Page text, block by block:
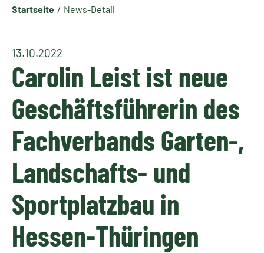
Startseite News-Detail
13.10.2022
Carolin Leist ist neue
Geschäftsführerin des
Fachverbands Garten-,
Landschafts- und
Sportplatzbau in
Hessen-Thüringen